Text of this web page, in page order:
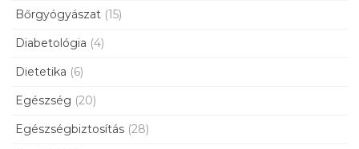
Bőrgyógyászat (15)
Diabetológia (4)
Dietetika (6)
Egészség (20)
Egészségbiztosítás (28)